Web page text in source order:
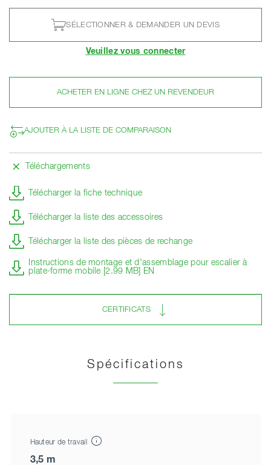
SÉLECTIONNER & DEMANDER UN DEVIS
Veuillez vous connecter
ACHETER EN LIGNE CHEZ UN REVENDEUR
AJOUTER À LA LISTE DE COMPARAISON
Téléchargements
Télécharger la fiche technique
Télécharger la liste des accessoires
Télécharger la liste des pièces de rechange
Instructions de montage et d'assemblage pour escalier à
plate-forme mobile [2.99 MB] EN
CERTIFICATS
Spécifications
Hauteur de travail
3,5 m